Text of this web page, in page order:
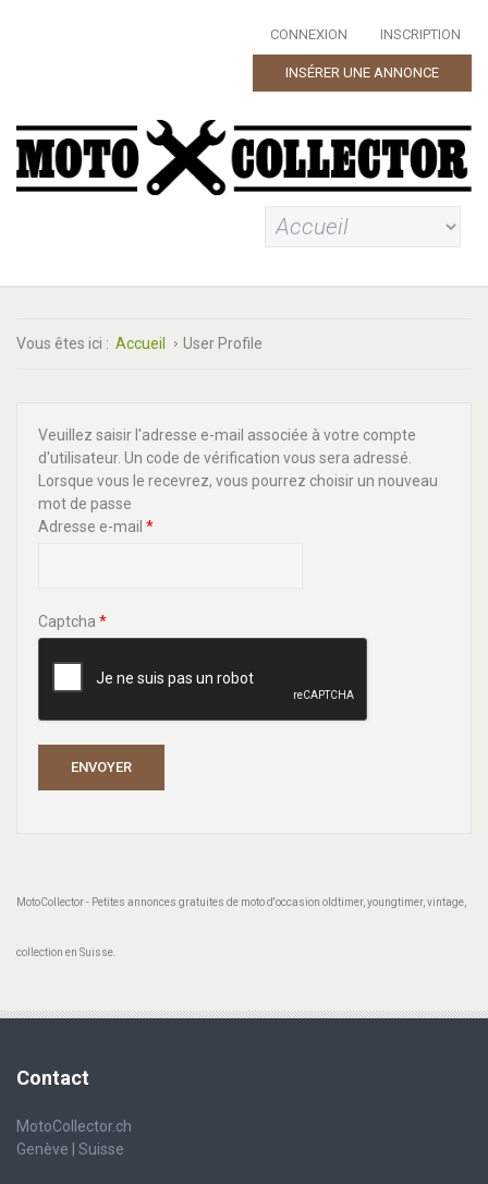
CONNEXION INSCRIPTION
INSÉRER UNE ANNONCE
Vous êtes ici : Accueil User Profile
Veuillez saisir l'adresse e-mail associée à votre compte
d'utilisateur. Un code de vérification vous sera adressé.
Lorsque vous le recevrez, vous pourrez choisir un nouveau
mot de passe
Adresse e-mail *
Captcha *
ENVOYER
MotoCollector - Petites annonces gratuites de moto d'occasion oldtimer, youngtimer, vintage,
collection en Suisse.
Contact
MotoCollector.ch
Genève | Suisse